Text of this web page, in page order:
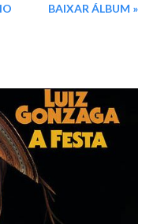
na obra literária
01. Crua 02. O Leite
06. Lagrimas Negras
10. Agora Sim Baixar: 91
Drive - Box - MEGA -
BAIXAR ÁLBUM »